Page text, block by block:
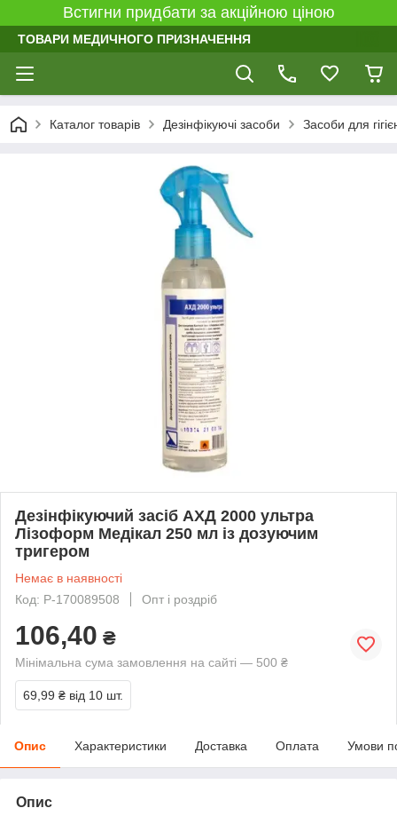
Встигни придбати за акційною ціною
ТОВАРИ МЕДИЧНОГО ПРИЗНАЧЕННЯ
Каталог товарів Дезінфікуючі засоби Засоби для
Дезінфікуючий засіб АХД 2000 ультра
Лізоформ Медікал 250 мл із дозуючим
тригером
Немає в наявності
Код: P-170089508
Опт і роздріб
106,40 ₴
Мінімальна сума замовлення на сайті — 500 ₴
69,99 ₴ від 10 шт.
Опис Характеристики Доставка Оплата Умови
Опис